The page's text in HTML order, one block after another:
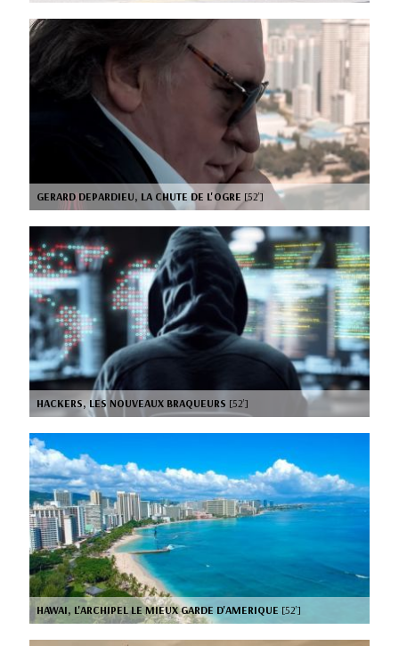
GERARD DEPARDIEU, LA CHUTE DE L'OGRE [52’]
HACKERS, LES NOUVEAUX BRAQUEURS [52’]
HAWAI, L'ARCHIPEL LE MIEUX GARDE D'AMERIQUE [52’]